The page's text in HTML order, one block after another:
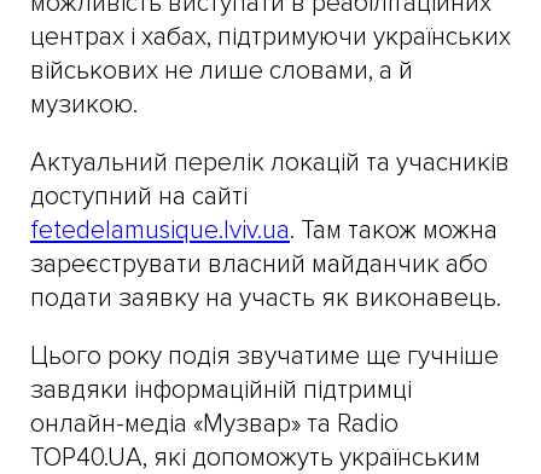
центрах і хабах, підтримуючи українських
військових не лише словами, а й
музикою.
Актуальний перелік локацій та учасників
доступний на сайті
fetedelamusique.lviv.ua. Там також можна
зареєструвати власний майданчик або
подати заявку на участь як виконавець.
Цього року подія звучатиме ще гучніше
завдяки інформаційній підтримці
онлайн-медіа «Музвар» та Radio
TOP40.UA, які допоможуть українським